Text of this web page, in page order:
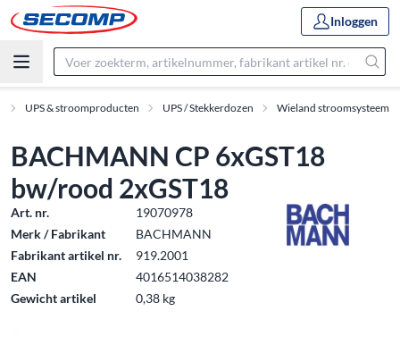
Inloggen
UPS & stroomproducten UPS / Stekkerdozen Wieland stroomsysteem
BACHMANN CP 6xGST18
bw/rood 2xGST18
Art. nr.
19070978
Merk / Fabrikant
BACHMANN
Fabrikant artikel nr.
919.2001
EAN
4016514038282
Gewicht artikel
0,38 kg